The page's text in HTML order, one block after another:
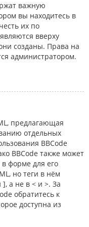
важную
вы находитесь в
их по
вверху
созданы. Права на
администратором.
предлагающая
отдельных
BBCode
BBCode также может
форме для его
но теги в нём
а не в < и >. За
обратитесь к
доступна из